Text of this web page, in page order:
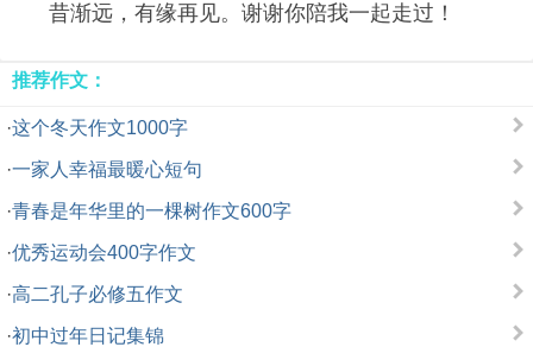
昔渐远，有缘再见。谢谢你陪我一起走过！
推荐作文：
·这个冬天作文1000字
·一家人幸福最暖心短句
·青春是年华里的一棵树作文600字
·优秀运动会400字作文
·高二孔子必修五作文
·初中过年日记集锦